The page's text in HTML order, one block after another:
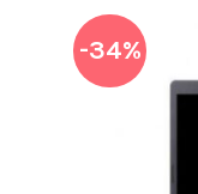
-34%